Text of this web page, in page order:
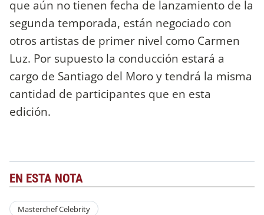
que aún no tienen fecha de lanzamiento de la
segunda temporada, están negociado con
otros artistas de primer nivel como Carmen
Luz. Por supuesto la conducción estará a
cargo de Santiago del Moro y tendrá la misma
cantidad de participantes que en esta
edición.
EN ESTA NOTA
Masterchef Celebrity